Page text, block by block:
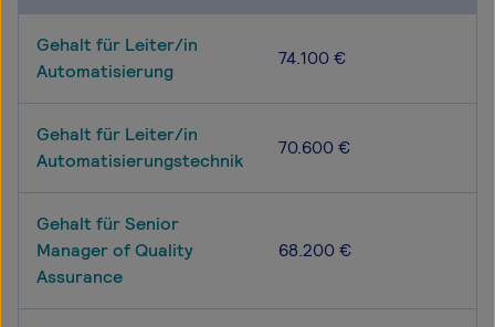
Gehalt für Leiter/in
Automatisierung
74.100 €
Gehalt für Leiter/in
Automatisierungstechnik
70.600 €
Gehalt für Senior
Manager of Quality
Assurance
68.200 €